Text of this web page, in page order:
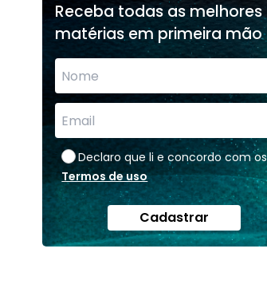
Receba todas as melhores
matérias em primeira mão
Declaro que li e concordo com os
Termos de uso
Cadastrar